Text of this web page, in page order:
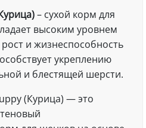
– сухой корм для
высоким уровнем
и жизнеспособность
укреплению
и блестящей шерсти.
(Курица) — это